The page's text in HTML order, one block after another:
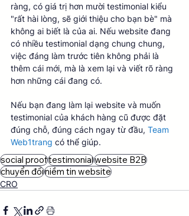
ràng, có giá trị hơn mười testimonial kiểu
"rất hài lòng, sẽ giới thiệu cho bạn bè" mà
không ai biết là của ai. Nếu website đang
có nhiều testimonial dạng chung chung,
việc đáng làm trước tiên không phải là
thêm cái mới, mà là xem lại và viết rõ ràng
hơn những cái đang có.
Nếu bạn đang làm lại website và muốn
testimonial của khách hàng cũ được đặt
đúng chỗ, đúng cách ngay từ đầu, Team
Web1trang có thể giúp.
social prooftestimonialwebsite B2B
chuyển đổiniềm tin website
CRO